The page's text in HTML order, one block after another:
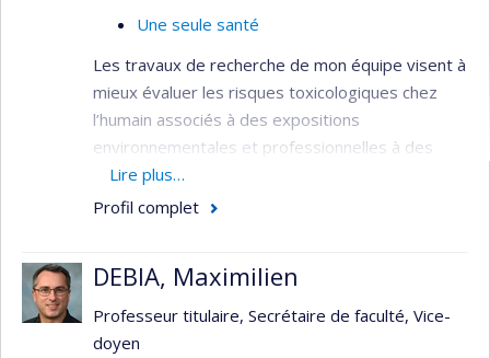
Une seule santé
Les travaux de recherche de mon équipe visent à
mieux évaluer les risques toxicologiques chez
l’humain associés à des expositions
environnementales et professionnelles à des
produits chimiques par l’utilisation de la
biosurveillance et de la modélisation
quantification de faibles niveaux de biomarqueurs
de l’exposition à certains polluants chimiques. Ces
méthodes permettent d’étudier le
Lire plus…
Profil complet
DEBIA, Maximilien
Professeur titulaire, Secrétaire de faculté, Vice-
doyen